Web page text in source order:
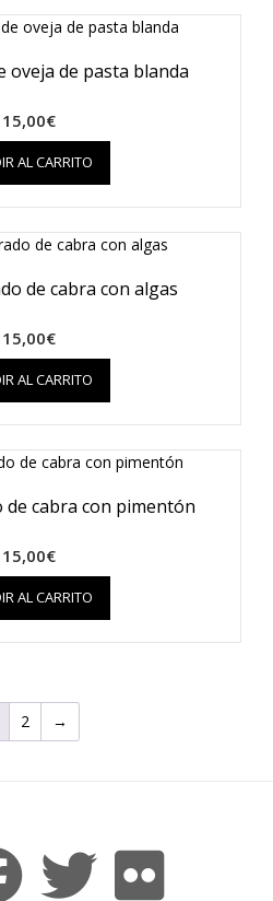
oveja de pasta blanda
15,00€
AL CARRITO
de cabra con algas
15,00€
AL CARRITO
de cabra con pimentón
15,00€
AL CARRITO
2 →